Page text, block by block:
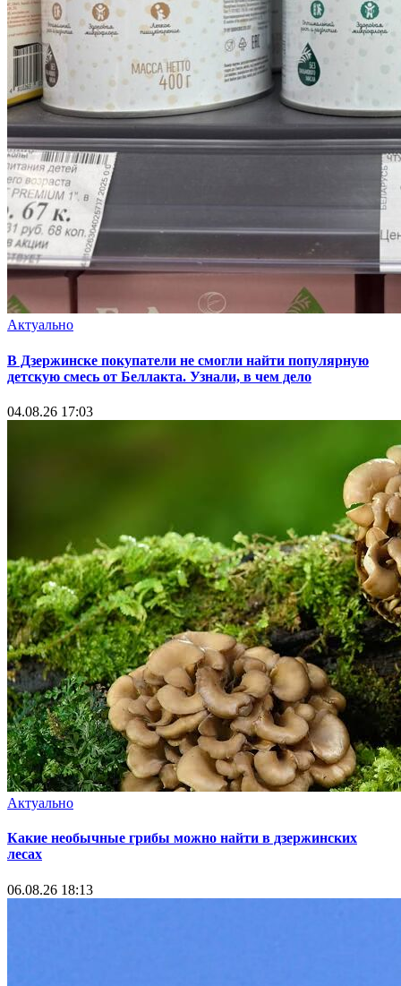
Актуально
В Дзержинске покупатели не смогли найти популярную
детскую смесь от Беллакта. Узнали, в чем дело
04.08.26 17:03
Актуально
Какие необычные грибы можно найти в дзержинских
лесах
06.08.26 18:13